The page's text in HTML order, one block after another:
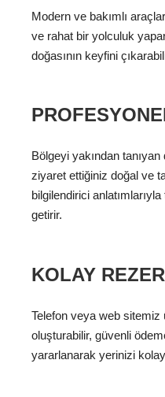
Modern ve bakımlı
ve rahat bir yolculuk
doğasının keyfini
Bölgeyi yakından
ziyaret ettiğiniz doğal ve
bilgilendirici
getirir.
KOLAY
Telefon veya web sitemiz
oluşturabilir, güvenli
yararlanarak yerinizi